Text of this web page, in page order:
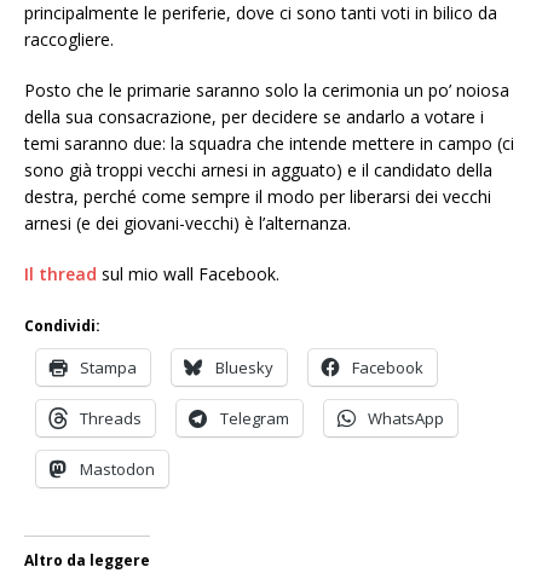
principalmente le periferie, dove ci sono tanti voti in bilico da
raccogliere.
Posto che le primarie saranno solo la cerimonia un po’ noiosa
della sua consacrazione, per decidere se andarlo a votare i
temi saranno due: la squadra che intende mettere in campo (ci
sono già troppi vecchi arnesi in agguato) e il candidato della
destra, perché come sempre il modo per liberarsi dei vecchi
arnesi (e dei giovani-vecchi) è l’alternanza.
Il thread sul mio wall Facebook.
Condividi:
Stampa Bluesky Facebook
Threads Telegram WhatsApp
Mastodon
Altro da leggere